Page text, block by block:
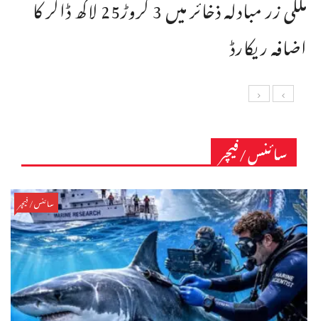
اضافہ ریکارڈ
سائنس/فیچر
سائنس/فیچر